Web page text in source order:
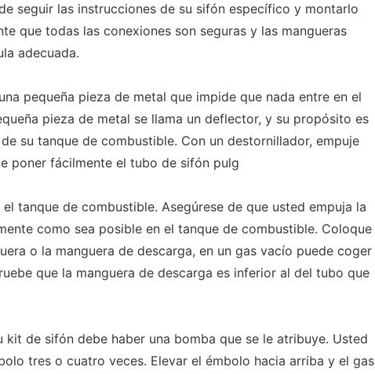
seguir las instrucciones de su sifón específico y montarlo
que todas las conexiones son seguras y las mangueras
adecuada.
pequeña pieza de metal que impide que nada entre en el
pieza de metal se llama un deflector, y su propósito es
su tanque de combustible. Con un destornillador, empuje
poner fácilmente el tubo de sifón pulg
tanque de combustible. Asegúrese de que usted empuja la
como sea posible en el tanque de combustible. Coloque
o la manguera de descarga, en un gas vacío puede coger
que la manguera de descarga es inferior al del tubo que
kit de sifón debe haber una bomba que se le atribuye. Usted
tres o cuatro veces. Elevar el émbolo hacia arriba y el gas